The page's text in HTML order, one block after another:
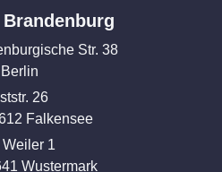
Str. 38
26
Falkensee
1
Wustermark